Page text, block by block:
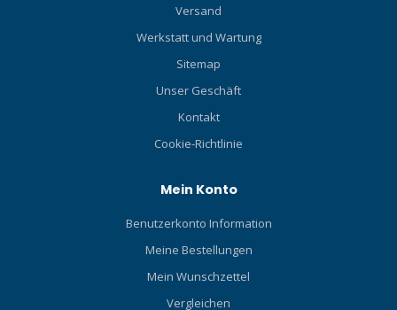
Versand
Werkstatt und Wartung
Sitemap
Unser Geschäft
Kontakt
Cookie-Richtlinie
Mein Konto
Benutzerkonto Information
Meine Bestellungen
Mein Wunschzettel
Vergleichen